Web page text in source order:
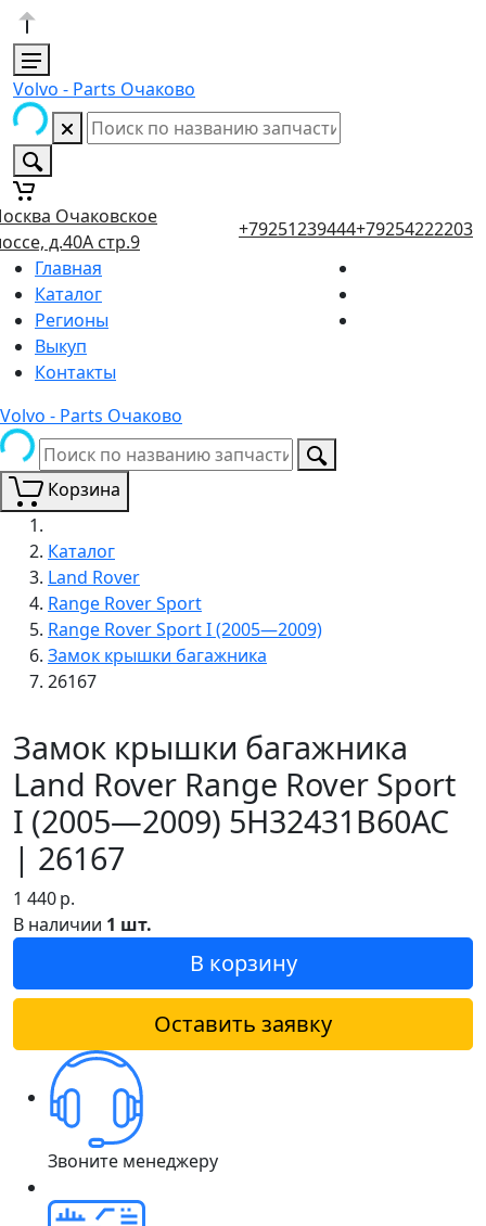
Volvo - Parts Очаково
Очаковское
д.40А стр.9
+79251239444+79254222203
Главная
Каталог
Регионы
Выкуп
Контакты
Volvo - Parts Очаково
Корзина
Каталог
Land Rover
Range Rover Sport
Range Rover Sport I (2005—2009)
Замок крышки багажника
26167
Замок крышки багажника
Land Rover Range Rover Sport
I (2005—2009) 5H32431B60AC
| 26167
1 440р.
В наличии 1 шт.
В корзину
Оставить заявку
Звоните менеджеру